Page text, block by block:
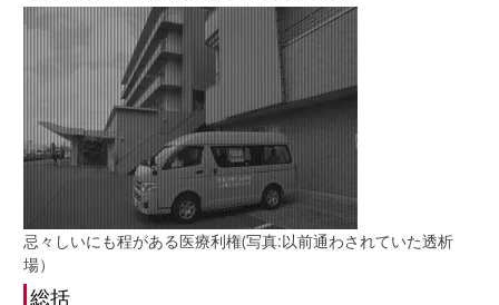
忌々しいにも程がある医療利権(写真:以前通わされていた透析
場）
総括